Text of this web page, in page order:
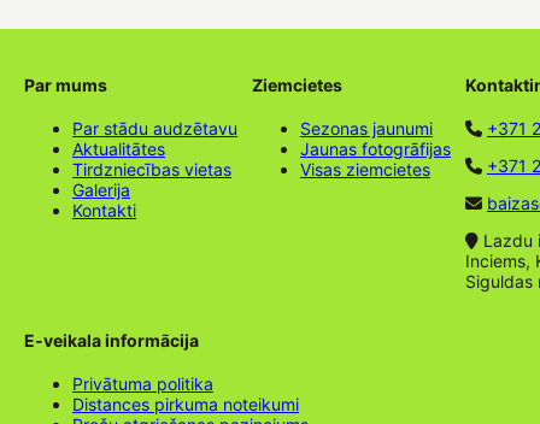
Par mums
Par stādu audzētavu
Aktualitātes
Tirdzniecības vietas
Galerija
Kontakti
Ziemcietes
Sezonas jaunumi
Jaunas fotogrāfijas
Visas ziemcietes
+371
+371
Lazdu
Inciems,
Siguldas
E-veikala informācija
Privātuma politika
Distances pirkuma noteikumi